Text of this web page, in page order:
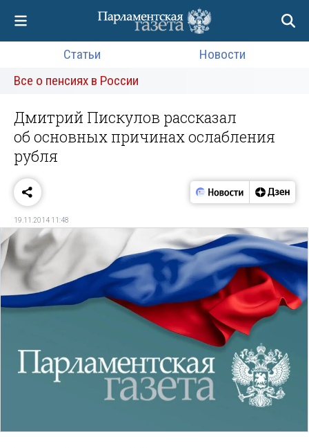
Статьи
Новости
Все о пенсиях в России
Дмитрий Пискулов рассказал
об основных причинах ослабления
рубля
19.11.2014 11:48